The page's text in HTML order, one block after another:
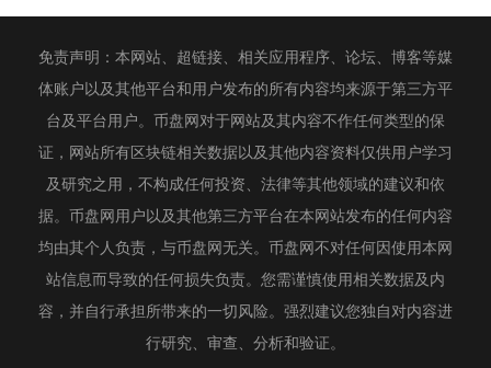
免责声明：本网站、超链接、相关应用程序、论坛、博客等媒
体账户以及其他平台和用户发布的所有内容均来源于第三方平
台及平台用户。币盘网对于网站及其内容不作任何类型的保
证，网站所有区块链相关数据以及其他内容资料仅供用户学习
及研究之用，不构成任何投资、法律等其他领域的建议和依
据。币盘网用户以及其他第三方平台在本网站发布的任何内容
均由其个人负责，与币盘网无关。币盘网不对任何因使用本网
站信息而导致的任何损失负责。您需谨慎使用相关数据及内
容，并自行承担所带来的一切风险。强烈建议您独自对内容进
行研究、审查、分析和验证。